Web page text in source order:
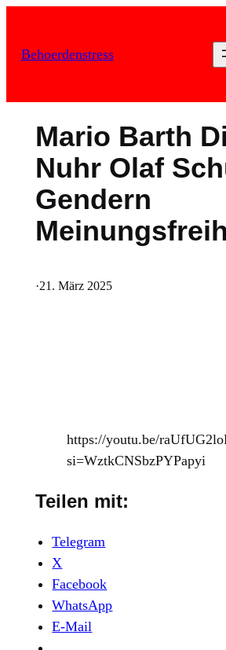
springen
Behoerdenstress
Mario Barth
Nuhr Olaf
Gendern
·21. März 2025
https://youtu.be/
si=WztkCNSbzPYPapyi
Teilen mit:
Telegram
X
Facebook
WhatsApp
E-Mail